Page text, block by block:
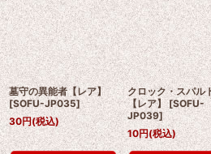
墓守の異能者【レア】
[SOFU-JP035]
30円(税込)
クロック・スパル
【レア】 [SOFU-
JP039]
10円(税込)